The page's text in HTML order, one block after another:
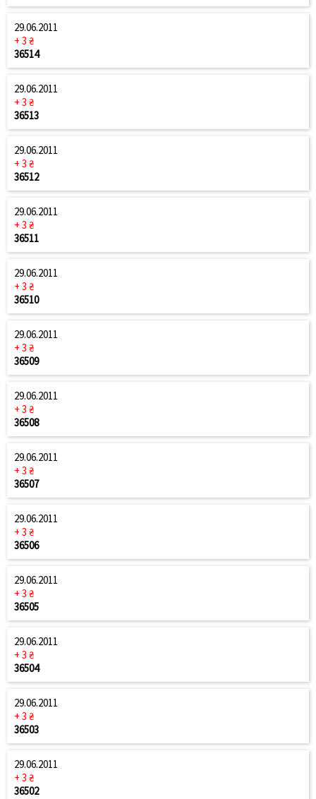
29.06.2011
+ 3 ₴
36514
29.06.2011
+ 3 ₴
36513
29.06.2011
+ 3 ₴
36512
29.06.2011
+ 3 ₴
36511
29.06.2011
+ 3 ₴
36510
29.06.2011
+ 3 ₴
36509
29.06.2011
+ 3 ₴
36508
29.06.2011
+ 3 ₴
36507
29.06.2011
+ 3 ₴
36506
29.06.2011
+ 3 ₴
36505
29.06.2011
+ 3 ₴
36504
29.06.2011
+ 3 ₴
36503
29.06.2011
+ 3 ₴
36502